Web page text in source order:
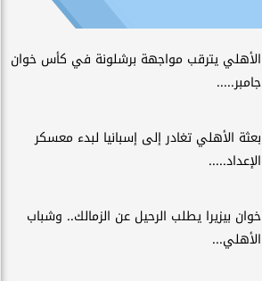
الأهلي يترقب مواجهة برشلونة في كأس خوان
جامبر.....
بعثة الأهلي تغادر إلى إسبانيا لبدء معسكر
الإعداد.....
خوان بيزيرا يطلب الرحيل عن الزمالك.. وشباب
الأهلي...